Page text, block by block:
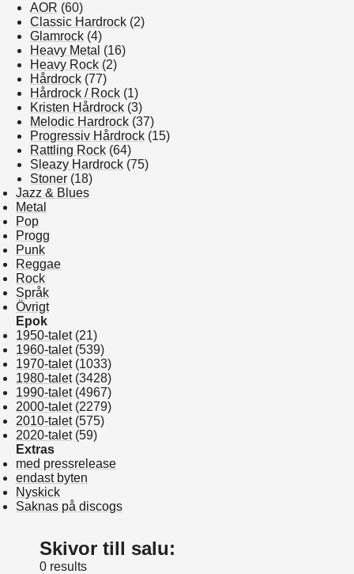
AOR (60)
Classic Hardrock (2)
Glamrock (4)
Heavy Metal (16)
Heavy Rock (2)
Hårdrock (77)
Hårdrock / Rock (1)
Kristen Hårdrock (3)
Melodic Hardrock (37)
Progressiv Hårdrock (15)
Rattling Rock (64)
Sleazy Hardrock (75)
Stoner (18)
Jazz & Blues
Metal
Pop
Progg
Punk
Reggae
Rock
Språk
Övrigt
Epok
1950-talet(21)
1960-talet(539)
1970-talet(1033)
1980-talet(3428)
1990-talet(4967)
2000-talet(2279)
2010-talet(575)
2020-talet(59)
Extras
med pressrelease
endast byten
Nyskick
Saknas på discogs
Skivor till salu:
0 results